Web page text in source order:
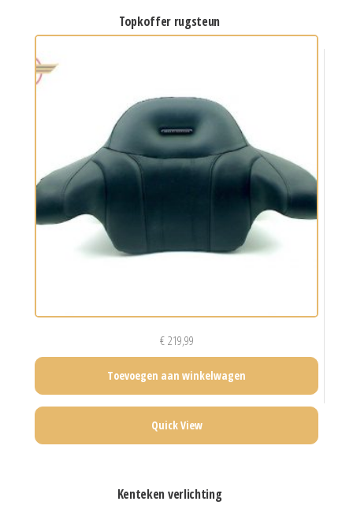
topkoffer rugsteun
€219,99
Toevoegen aan winkelwagen
Quick View
kenteken verlichting